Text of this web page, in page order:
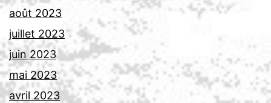
août 2023
juillet 2023
juin 2023
mai 2023
avril 2023